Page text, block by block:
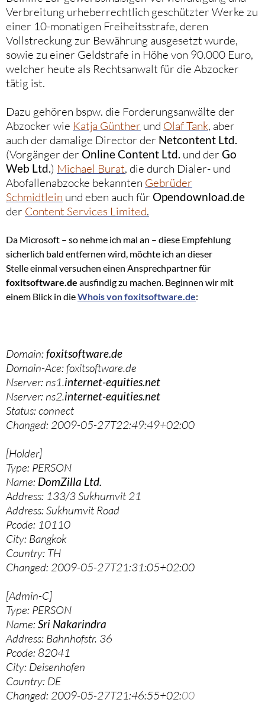
Verbreitung urheberrechtlich geschützter Werke zu
einer 10-monatigen Freiheitsstrafe, deren
Vollstreckung zur Bewährung ausgesetzt wurde,
sowie zu einer Geldstrafe in Höhe von 90.000 Euro,
welcher heute als Rechtsanwalt für die Abzocker
tätig ist.
Dazu gehören bspw. die Forderungsanwälte der
Abzocker wie Katja Günther und Olaf Tank, aber
auch der damalige Director der Netcontent Ltd.
(Vorgänger der Online Content Ltd. und der Go
Web Ltd.) Michael Burat, die durch Dialer- und
Abofallenabzocke bekannten Gebrüder
Schmidtlein und eben auch für Opendownload.de
der Content Services Limited.
Da Microsoft – so nehme ich mal an – diese Empfehlung
sicherlich bald entfernen wird, möchte ich an dieser
Stelle einmal versuchen einen Ansprechpartner für
foxitsoftware.de ausfindig zu machen. Beginnen wir mit
einem Blick in dieWhois vonfoxitsoftware.de:
Domain:foxitsoftware.de
Domain-Ace: foxitsoftware.de
Nserver: ns1.internet-equities.net
Nserver: ns2.internet-equities.net
Status: connect
Changed: 2009-05-27T22:49:49+02:00
[Holder]
Type: PERSON
Name: DomZilla Ltd.
Address: 133/3 Sukhumvit 21
Address: Sukhumvit Road
Pcode: 10110
City: Bangkok
Country: TH
Changed: 2009-05-27T21:31:05+02:00
[Admin-C]
Type: PERSON
Name:Sri Nakarindra
Address: Bahnhofstr. 36
Pcode: 82041
City: Deisenhofen
Country: DE
Changed: 2009-05-27T21:46:55+02:00